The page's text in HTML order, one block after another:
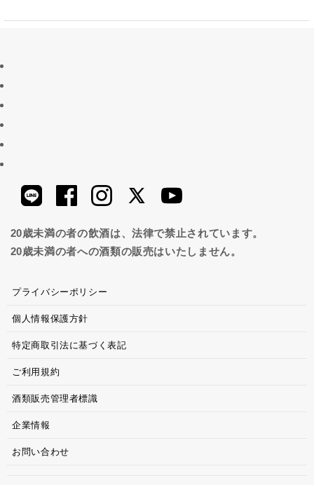
20歳未満の者の飲酒は、法律で禁止されています。
20歳未満の者への酒類の販売はいたしません。
プライバシーポリシー
個人情報保護方針
特定商取引法に基づく表記
ご利用規約
酒類販売管理者標識
企業情報
お問い合わせ